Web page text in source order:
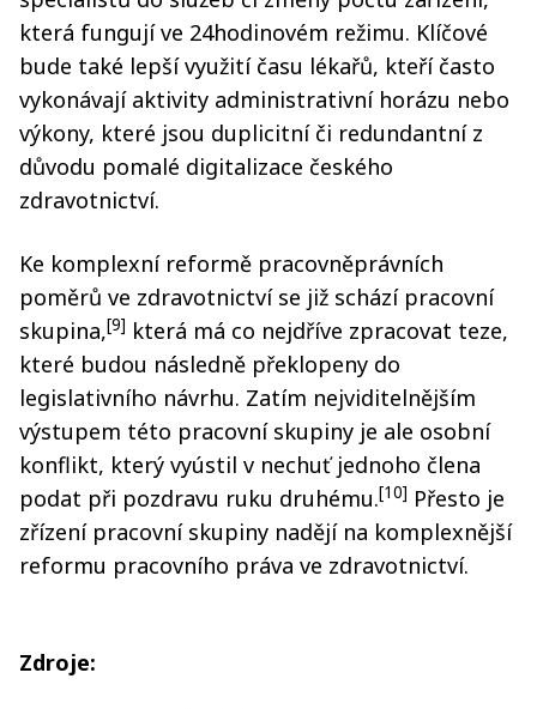
která fungují ve 24hodinovém režimu. Klíčové
bude také lepší využití času lékařů, kteří často
vykonávají aktivity administrativní horázu nebo
výkony, které jsou duplicitní či redundantní z
důvodu pomalé digitalizace českého
zdravotnictví.
Ke komplexní reformě pracovněprávních
poměrů ve zdravotnictví se již schází pracovní
skupina,[9] která má co nejdříve zpracovat teze,
které budou následně překlopeny do
legislativního návrhu. Zatím nejviditelnějším
výstupem této pracovní skupiny je ale osobní
konflikt, který vyústil v nechuť jednoho člena
podat při pozdravu ruku druhému.[10] Přesto je
zřízení pracovní skupiny nadějí na komplexnější
reformu pracovního práva ve zdravotnictví.
Zdroje: